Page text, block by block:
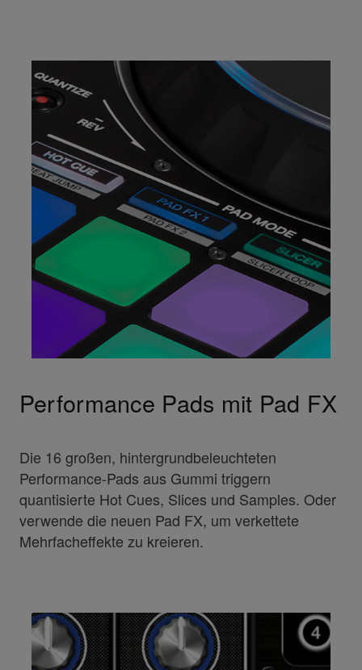
Performance Pads mit Pad FX
Die 16 großen, hintergrundbeleuchteten
Performance-Pads aus Gummi triggern
quantisierte Hot Cues, Slices und Samples. Oder
verwende die neuen Pad FX, um verkettete
Mehrfacheffekte zu kreieren.